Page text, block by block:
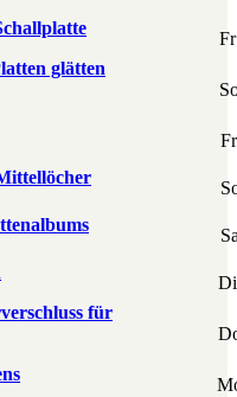
glätten
für